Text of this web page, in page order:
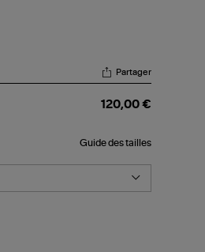
Partager
120,00 €
Guide des tailles